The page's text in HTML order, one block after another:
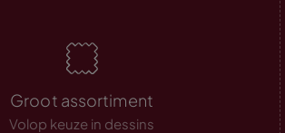
Groot assortiment
Volop keuze in dessins